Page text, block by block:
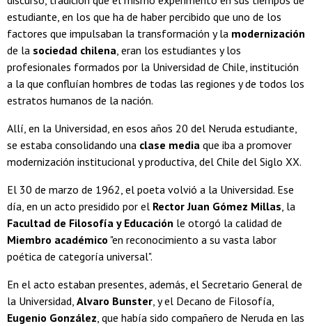
estudiante, en los que ha de haber percibido que uno de los
factores que impulsaban la transformación y la modernización
de la sociedad chilena, eran los estudiantes y los
profesionales formados por la Universidad de Chile, institución
a la que confluían hombres de todas las regiones y de todos los
estratos humanos de la nación.
Allí, en la Universidad, en esos años 20 del Neruda estudiante,
se estaba consolidando una clase media que iba a promover
modernización institucional y productiva, del Chile del Siglo XX.
El 30 de marzo de 1962, el poeta volvió a la Universidad. Ese
día, en un acto presidido por el Rector Juan Gómez Millas, la
Facultad de Filosofía y Educación le otorgó la calidad de
Miembro académico "en reconocimiento a su vasta labor
poética de categoría universal".
En el acto estaban presentes, además, el Secretario General de
la Universidad, Alvaro Bunster, y el Decano de Filosofía,
Eugenio González, que había sido compañero de Neruda en las